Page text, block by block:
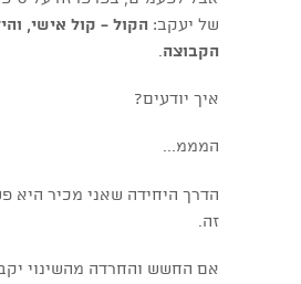
של יעקב: הקול - קול אישי,
הקבוצה.
איך יודעים?
המממ...
הדרך היחידה שאני מכיר היא
זה.
אם החשש והחרדה מהשינוי